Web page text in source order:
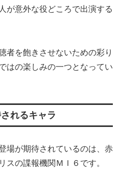
が意外な役どころで出演する
者を飽きさせないための彩り
はの楽しみの一つとなってい
れるキャラ
場が期待されているのは、赤
スの諜報機関ＭＩ６です。